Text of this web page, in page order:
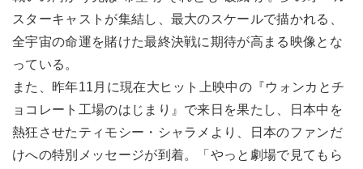
スターキャストが集結し、最大のスケールで描かれる、
全宇宙の命運を賭けた最終決戦に期待が高まる映像とな
っている。
また、昨年11月に現在大ヒット上映中の『ウォンカとチ
ョコレート工場のはじまり』で来日を果たし、日本中を
熱狂させたティモシー・シャラメより、日本のファンだ
けへの特別メッセージが到着。「やっと劇場で見てもら